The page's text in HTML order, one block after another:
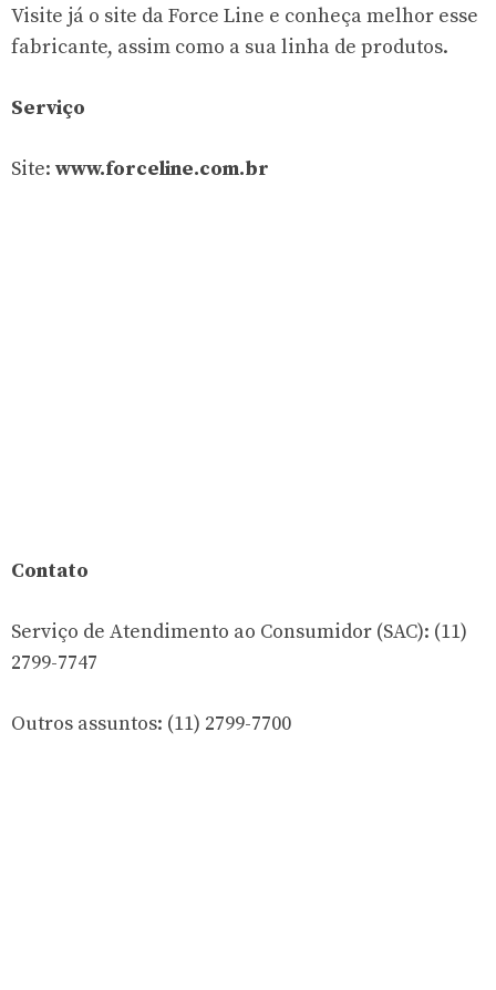
Visite já o site da Force Line e conheça melhor esse
fabricante, assim como a sua linha de produtos.
Serviço
Site: www.forceline.com.br
Contato
Serviço de Atendimento ao Consumidor (SAC): (11)
2799-7747
Outros assuntos: (11) 2799-7700